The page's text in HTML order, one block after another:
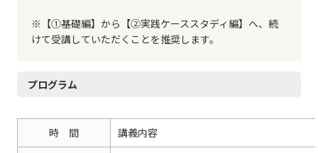
※【①基礎編】から【②実践ケーススタディ編】へ、続
けて受講していただくことを推奨します。
プログラム
時 間 講義内容